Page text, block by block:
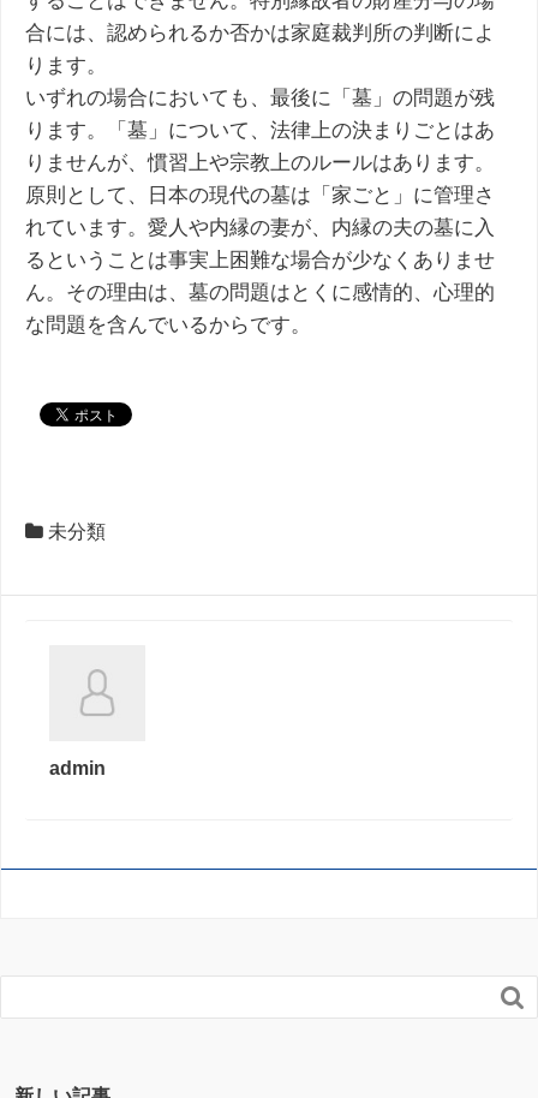
合には、認められるか否かは家庭裁判所の判断によ
ります。
いずれの場合においても、最後に「墓」の問題が残
ります。「墓」について、法律上の決まりごとはあ
りませんが、慣習上や宗教上のルールはあります。
原則として、日本の現代の墓は「家ごと」に管理さ
れています。愛人や内縁の妻が、内縁の夫の墓に入
るということは事実上困難な場合が少なくありませ
ん。その理由は、墓の問題はとくに感情的、心理的
な問題を含んでいるからです。
未分類
admin
